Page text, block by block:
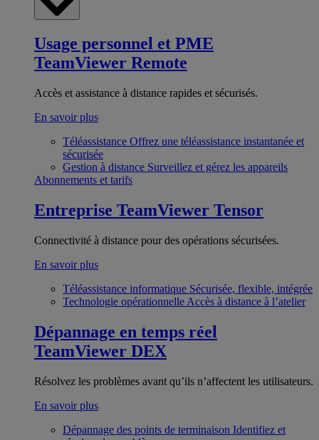
Usage personnel et PME
TeamViewer Remote
Accès et assistance à distance rapides et sécurisés.
En savoir plus
Téléassistance Offrez une téléassistance instantanée et
sécurisée
Gestion à distance Surveillez et gérez les appareils
Abonnements et tarifs
Entreprise TeamViewer Tensor
Connectivité à distance pour des opérations sécurisées.
En savoir plus
Téléassistance informatique Sécurisée, flexible, intégrée
Technologie opérationnelle Accès à distance à l’atelier
Dépannage en temps réel
TeamViewer DEX
Résolvez les problèmes avant qu’ils n’affectent les utilisateurs.
En savoir plus
Dépannage des points de terminaison Identifiez et